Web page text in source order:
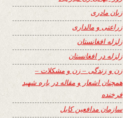
زبان مادری
زراعتی و مالداری
زلزله افغانستان
زلزله در افغانستان
زن و زندگی – زن و مشکلات –
همچنان اشعار و مقاله در باره شهید
فرخنده
سازمان مدافعین کابل